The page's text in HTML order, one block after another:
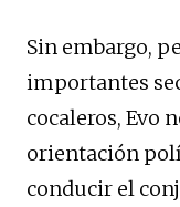
Sin embargo,
importantes
cocaleros, Evo
orientación
conducir el